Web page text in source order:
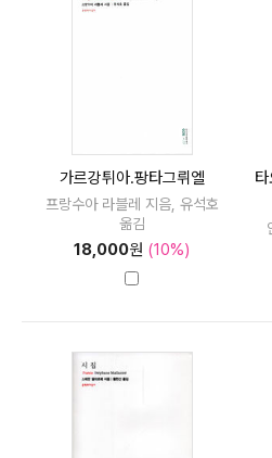
가르강튀아.팡타그뤼엘
프랑수아 라블레 지음, 유석호
옮김
18,000원 (10%)